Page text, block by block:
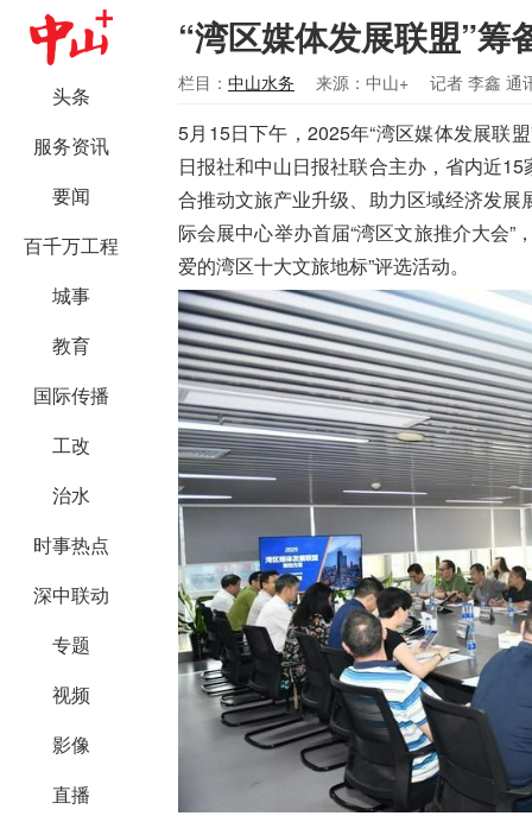
头条
服务资讯
要闻
百千万工程
城事
教育
国际传播
工改
治水
时事热点
深中联动
专题
视频
影像
直播
“湾区媒体发展联盟”筹
栏目： 中山水务 来源：中山+ 记者 李鑫 通
5月15日下午，2025年“湾区媒体发展联
日报社和中山日报社联合主办，省内近
合推动文旅产业升级、助力区域经济发
际会展中心举办首届“湾区文旅推介大会
爱的湾区十大文旅地标”评选活动。